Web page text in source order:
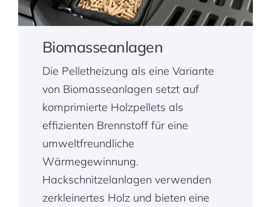
Biomasseanlagen
Die Pelletheizung als eine Variante
von Biomasseanlagen setzt auf
komprimierte Holzpellets als
effizienten Brennstoff für eine
umweltfreundliche
Wärmegewinnung.
Hackschnitzelanlagen verwenden
zerkleinertes Holz und bieten eine